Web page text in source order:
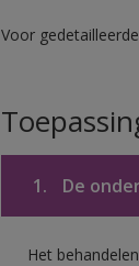
Voor
1. De
Het